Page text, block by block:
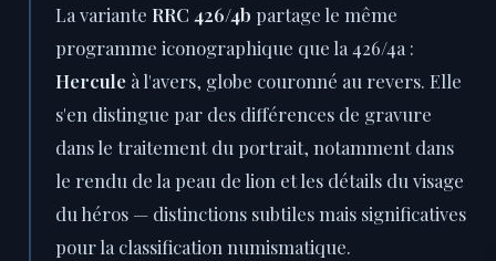
La variante RRC 426/4b partage le même
programme iconographique que la 426/4a :
Hercule à l'avers, globe couronné au revers. Elle
s'en distingue par des différences de gravure
dans le traitement du portrait, notamment dans
le rendu de la peau de lion et les détails du visage
du héros — distinctions subtiles mais significatives
pour la classification numismatique.